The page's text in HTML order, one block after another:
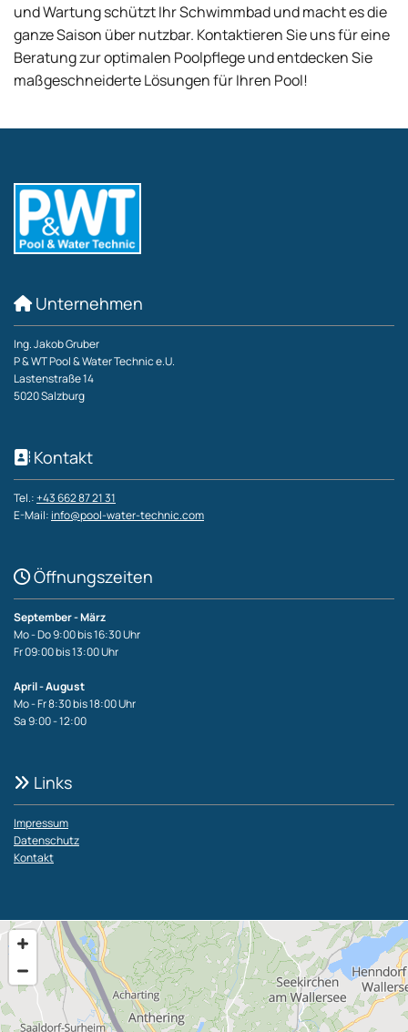
und Wartung schützt Ihr Schwimmbad und macht es die
ganze Saison über nutzbar. Kontaktieren Sie uns für eine
Beratung zur optimalen Poolpflege und entdecken Sie
maßgeschneiderte Lösungen für Ihren Pool!
Unternehmen
Ing. Jakob Gruber
P & WT Pool & Water Technic e.U.
Lastenstraße 14
5020 Salzburg
 Kontakt
Tel.:+43 662 87 21 31
E-Mail: info@pool-water-technic.com
Öffnungszeiten
September - März
Mo - Do 9:00 bis 16:30 Uhr
Fr 09:00 bis 13:00 Uhr
April - August
Mo - Fr 8:30 bis 18:00 Uhr
Sa 9:00 - 12:00
 Links
Impressum
Datenschutz
Kontakt